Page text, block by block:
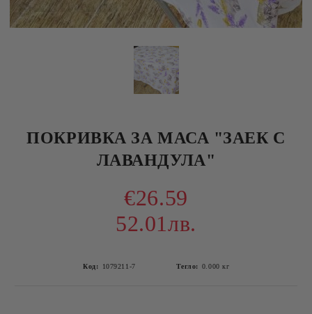
ПОКРИВКА ЗА МАСА "ЗАЕК С
ЛАВАНДУЛА"
€26.59
52.01лв.
Код: 1079211-7 Тегло: 0.000 кг